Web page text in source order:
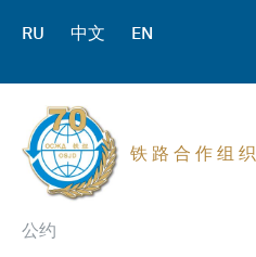
RU 中文 EN
铁 路 合 作 组 织
公约